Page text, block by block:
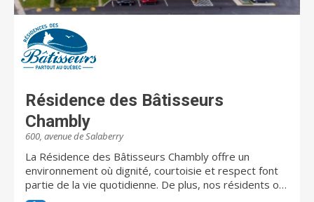
Résidence des Bâtisseurs
Chambly
600, avenue de Salaberry
La Résidence des Bâtisseurs Chambly offre un
environnement où dignité, courtoisie et respect font
partie de la vie quotidienne. De plus, nos résidents ont
accès à une panoplie de services et d’activités afin